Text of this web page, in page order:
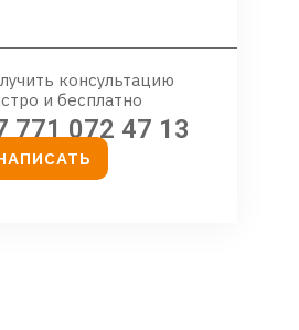
консультацию
и бесплатно
771 072 47 13